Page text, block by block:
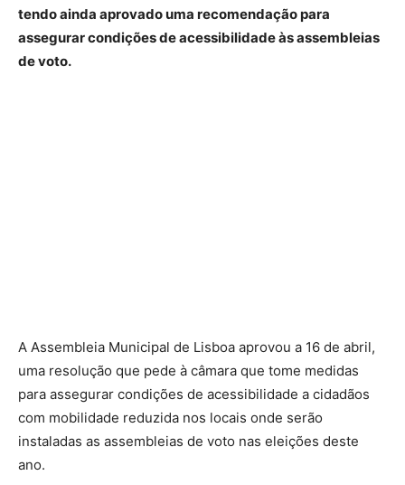
tendo ainda aprovado uma recomendação para
assegurar condições de acessibilidade às assembleias
de voto.
A Assembleia Municipal de Lisboa aprovou a 16 de abril,
uma resolução que pede à câmara que tome medidas
para assegurar condições de acessibilidade a cidadãos
com mobilidade reduzida nos locais onde serão
instaladas as assembleias de voto nas eleições deste
ano.